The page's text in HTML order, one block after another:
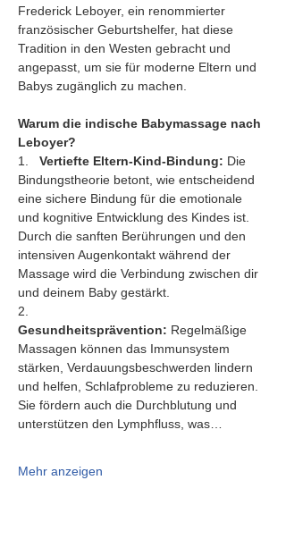
Frederick Leboyer, ein renommierter
französischer Geburtshelfer, hat diese
Tradition in den Westen gebracht und
angepasst, um sie für moderne Eltern und
Babys zugänglich zu machen.
Warum die indische Babymassage nach
Leboyer?
1. Vertiefte Eltern-Kind-Bindung: Die
Bindungstheorie betont, wie entscheidend
eine sichere Bindung für die emotionale
und kognitive Entwicklung des Kindes ist.
Durch die sanften Berührungen und den
intensiven Augenkontakt während der
Massage wird die Verbindung zwischen dir
und deinem Baby gestärkt.
2.
Gesundheitsprävention: Regelmäßige
Massagen können das Immunsystem
stärken, Verdauungsbeschwerden lindern
und helfen, Schlafprobleme zu reduzieren.
Sie fördern auch die Durchblutung und
unterstützen den Lymphfluss, was…
Mehr anzeigen